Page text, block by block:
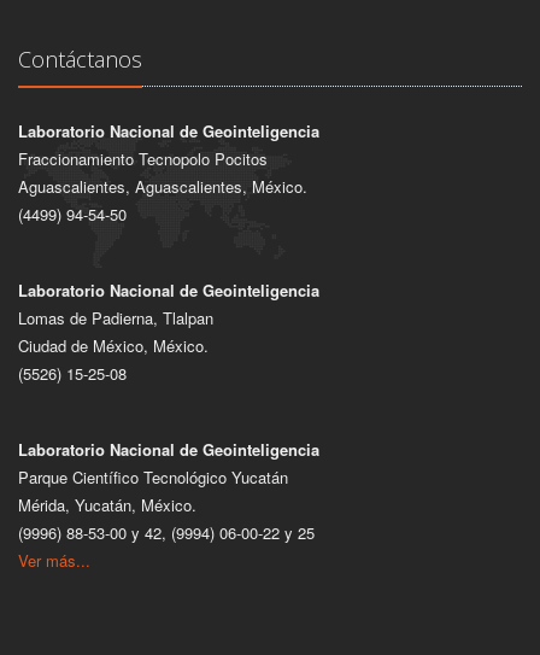
Contáctanos
Laboratorio Nacional de Geointeligencia
Fraccionamiento Tecnopolo Pocitos
Aguascalientes, Aguascalientes, México.
(4499) 94-54-50
Laboratorio Nacional de Geointeligencia
Lomas de Padierna, Tlalpan
Ciudad de México, México.
(5526) 15-25-08
Laboratorio Nacional de Geointeligencia
Parque Científico Tecnológico Yucatán
Mérida, Yucatán, México.
(9996) 88-53-00 y 42, (9994) 06-00-22 y 25
Ver más...